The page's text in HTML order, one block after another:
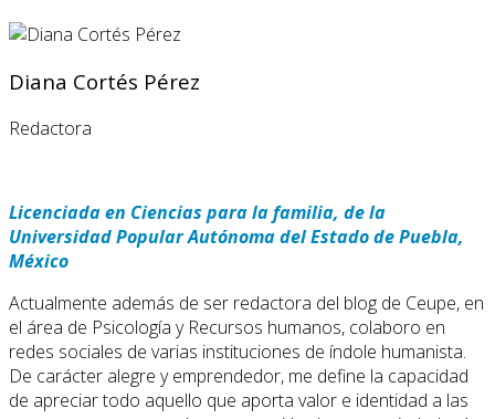
Diana Cortés Pérez
Redactora
Licenciada en Ciencias para la familia, de la
Universidad Popular Autónoma del Estado de Puebla,
México
Actualmente además de ser redactora del blog de Ceupe, en
el área de Psicología y Recursos humanos, colaboro en
redes sociales de varias instituciones de índole humanista.
De carácter alegre y emprendedor, me define la capacidad
de apreciar todo aquello que aporta valor e identidad a las